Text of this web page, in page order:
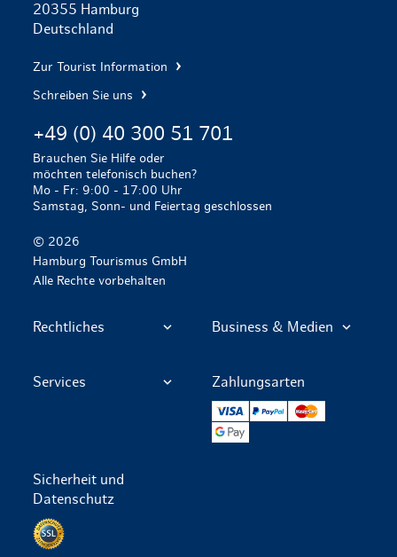
20355 Hamburg
Deutschland
Zur Tourist Information
Schreiben Sie uns
+49 (0) 40 300 51 701
Brauchen Sie Hilfe oder
möchten telefonisch buchen?
Mo - Fr: 9:00 - 17:00 Uhr
Samstag, Sonn- und Feiertag geschlossen
© 2026
Hamburg Tourismus GmbH
Alle Rechte vorbehalten
Rechtliches Business & Medien
Services Zahlungsarten
PayPal
Sicherheit und
Datenschutz